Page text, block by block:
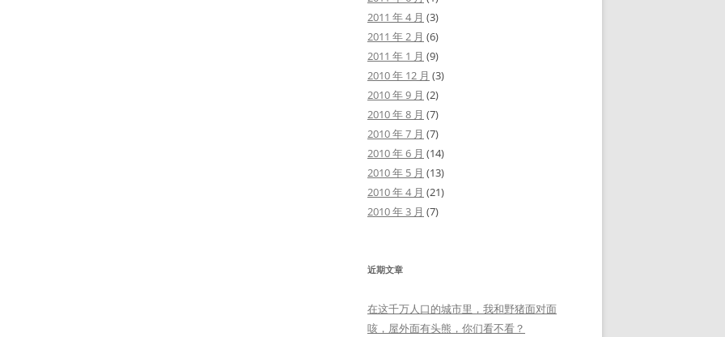
2011 年 4 月 (3)
2011 年 2 月 (6)
2011 年 1 月 (9)
2010 年 12 月 (3)
2010 年 9 月 (2)
2010 年 8 月 (7)
2010 年 7 月 (7)
2010 年 6 月 (14)
2010 年 5 月 (13)
2010 年 4 月 (21)
2010 年 3 月 (7)
近期文章
在这千万人口的城市里，我和野猪面对面
咳，屋外面有头熊，你们看不看？